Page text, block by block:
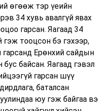
өгөөж тэр үеийн
34 хувь авалгүй явах
гарсан. Яагаад 34
гэж тооцсон бэ гэхээр,
гарсанд Ерөнхий сайдын
бус байсан. Яагаад гэвэл
гарсан шүү
баталсан
юу гэж байгаа вэ